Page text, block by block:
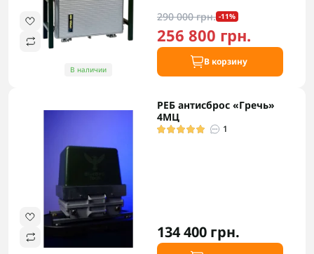
В наличии
290 000 грн. -11%
256 800 грн.
В корзину
РЕБ антисброс «Гречь»
4МЦ
1
134 400 грн.